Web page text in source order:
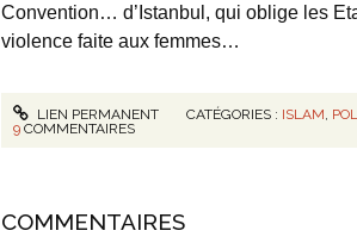
Convention… d’Istanbul, qui oblige les
violence faite aux femmes…
LIEN PERMANENT CATÉGORIES : ISLAM,
9 COMMENTAIRES
COMMENTAIRES